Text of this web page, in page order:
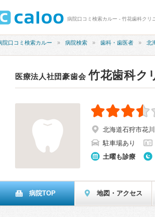
病院口コミ検索カルー - 竹花歯科クリ
院口コミ検索カルー 病院検索 歯科・歯医者 北
医療法人社団豪歯会 竹花歯科ク
北海道石狩市花
駐車場あり
土曜も診療
病院TOP 地図・アクセス